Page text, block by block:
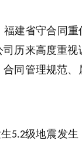
建省守合同重
历来高度重视
同管理规范、
5.2级地震发生